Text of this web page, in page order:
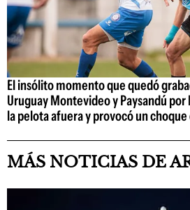
El insólito momento que quedó
Uruguay Montevideo y Paysandú
la pelota afuera y provocó un
MÁS NOTICIAS DE